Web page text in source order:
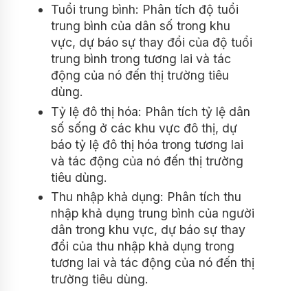
Tuổi trung bình: Phân tích độ tuổi
trung bình của dân số trong khu
vực, dự báo sự thay đổi của độ tuổi
trung bình trong tương lai và tác
động của nó đến thị trường tiêu
dùng.
Tỷ lệ đô thị hóa: Phân tích tỷ lệ dân
số sống ở các khu vực đô thị, dự
báo tỷ lệ đô thị hóa trong tương lai
và tác động của nó đến thị trường
tiêu dùng.
Thu nhập khả dụng: Phân tích thu
nhập khả dụng trung bình của người
dân trong khu vực, dự báo sự thay
đổi của thu nhập khả dụng trong
tương lai và tác động của nó đến thị
trường tiêu dùng.